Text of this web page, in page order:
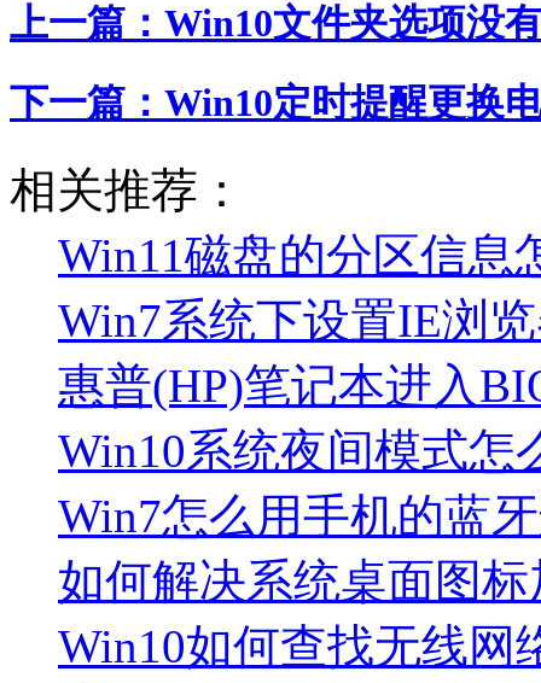
上一篇： Win10文件夹选项没
下一篇： Win10定时提醒更换
相关推荐：
Win11磁盘的分区信息
Win7系统下设置IE浏
惠普(HP)笔记本进入
Win10系统夜间模式怎
Win7怎么用手机的蓝
如何解决系统桌面图
Win10如何查找无线